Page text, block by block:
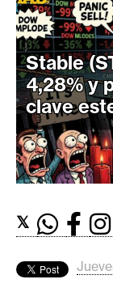
C
r
i
p
t
o
M
e
r
d
s
Stable
4,28% y
clave
𝕏